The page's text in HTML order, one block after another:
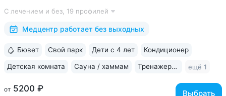
Доступная среда для гостей на колясках: в номерах,
на территории, в столовой • Расположен...
С лечением и без, 19 профилей
Медцентр работает без выходных
от 5200 ₽ Выбрать
Бювет Свой парк Дети с 4 лет Кондиционер
Детская комната Сауна / хаммам Тренажерный зал ещё 1